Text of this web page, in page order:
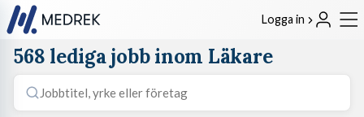
Logga in
568 lediga jobb inom Läkare